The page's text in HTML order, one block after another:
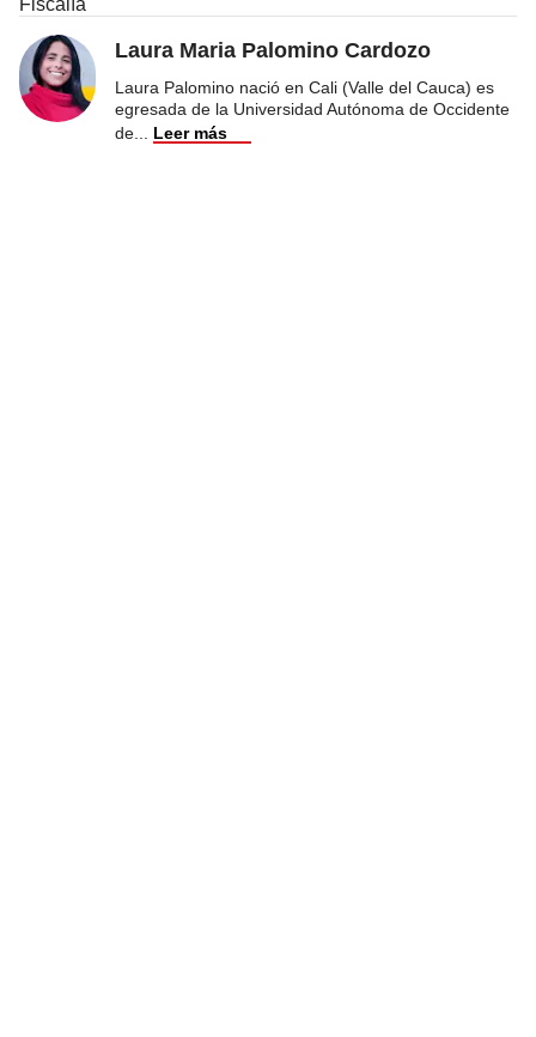
Laura Maria Palomino Cardozo
Laura Palomino nació en Cali (Valle del Cauca) es
egresada de la Universidad Autónoma de Occidente
de
Leer más